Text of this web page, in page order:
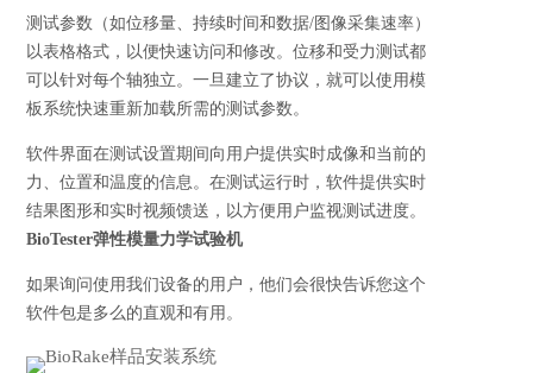
测试参数（如位移量、持续时间和数据/图像采集速率）
以表格格式，以便快速访问和修改。位移和受力测试都
可以针对每个轴独立。一旦建立了协议，就可以使用模
板系统快速重新加载所需的测试参数。
软件界面在测试设置期间向用户提供实时成像和当前的
力、位置和温度的信息。在测试运行时，软件提供实时
结果图形和实时视频馈送，以方便用户监视测试进度。
BioTester弹性模量力学试验机
如果询问使用我们设备的用户，他们会很快告诉您这个
软件包是多么的直观和有用。